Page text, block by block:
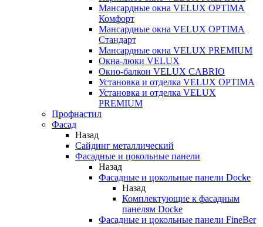
Мансардные окна VELUX OPTIMA
Комфорт
Мансардные окна VELUX OPTIMA
Стандарт
Мансардные окна VELUX PREMIUM
Окна-люки VELUX
Окно-балкон VELUX CABRIO
Установка и отделка VELUX OPTIMA
Установка и отделка VELUX
PREMIUM
Профнастил
Фасад
Назад
Сайдинг металлический
Фасадные и цокольные панели
Назад
Фасадные и цокольные панели Docke
Назад
Комплектующие к фасадным
панелям Docke
Фасадные и цокольные панели FineBer